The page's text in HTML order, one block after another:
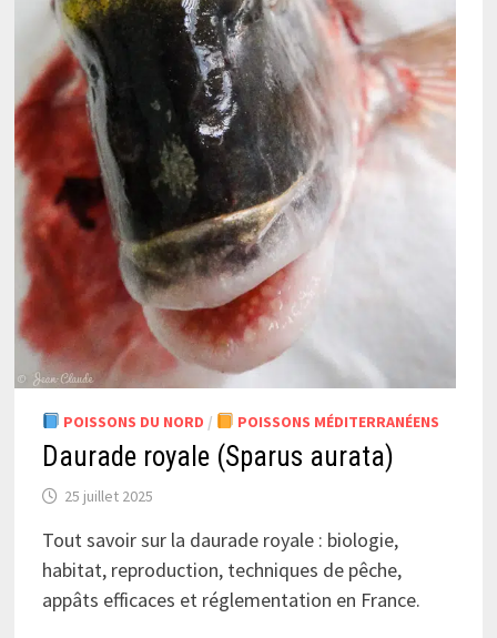
POISSONS DU NORD / POISSONS MÉDITERRANÉENS
Daurade royale (Sparus aurata)
25 juillet 2025
Tout savoir sur la daurade royale : biologie,
habitat, reproduction, techniques de pêche,
appâts efficaces et réglementation en France.